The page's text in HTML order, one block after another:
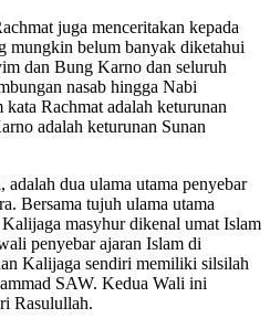
juga menceritakan kepada
mungkin belum banyak diketahui
dan Bung Karno dan seluruh
nasab hingga Nabi
Rachmat adalah keturunan
adalah keturunan Sunan
dua ulama utama penyebar
Bersama tujuh ulama utama
masyhur dikenal umat Islam
penyebar ajaran Islam di
Kalijaga sendiri memiliki silsilah
SAW. Kedua Wali ini
Rasulullah.